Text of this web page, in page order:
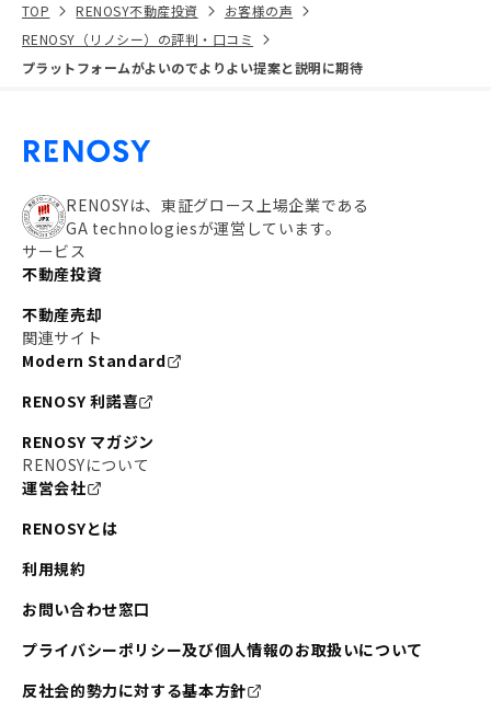
TOP RENOSY不動産投資
お客様の声
RENOSY（リノシー）の評判・口コミ
プラットフォームがよいのでよりよい提案と説明に期待
RENOSYは、東証グロース上場企業である
GA technologiesが運営しています。
サービス
不動産投資
不動産売却
関連サイト
Modern Standard
RENOSY 利諾喜
RENOSY マガジン
RENOSYについて
運営会社
RENOSYとは
利用規約
お問い合わせ窓口
プライバシーポリシー及び個人情報のお取扱いについて
反社会的勢力に対する基本方針